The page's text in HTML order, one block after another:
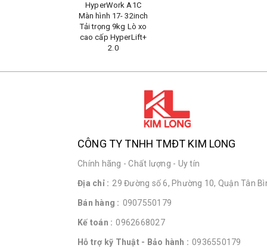
HyperWork A1C
Màn hình 17- 32inch
Tải trọng 9kg Lò xo
cao cấp HyperLift+
2.0
CÔNG TY TNHH TMĐT KIM LONG
Chính hãng - Chất lượng - Uy tín
Địa chỉ : 29 Đường số 6, Phường 10, Quận Tân
Bán hàng : 0907550179
Kế toán : 0962668027
Hỗ trợ kỹ Thuật - Bảo hành : 0936550179